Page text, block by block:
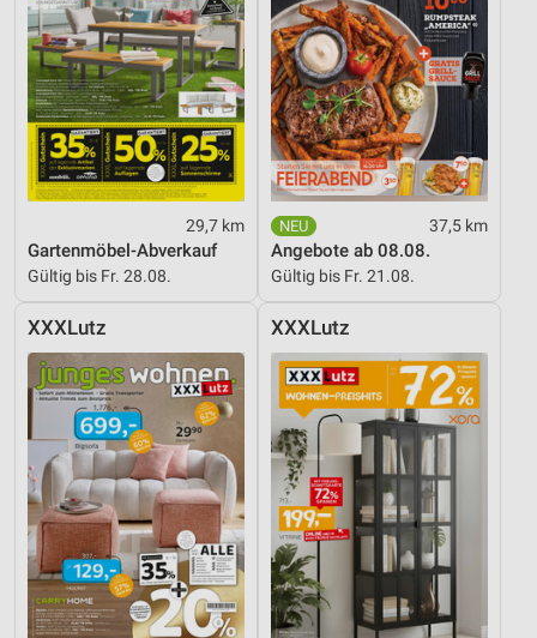
29,7 km
Gartenmöbel-Abverkauf
Gültig bis Fr. 28.08.
37,5 km
Angebote ab 08.08.
Gültig bis Fr. 21.08.
XXXLutz XXXLutz